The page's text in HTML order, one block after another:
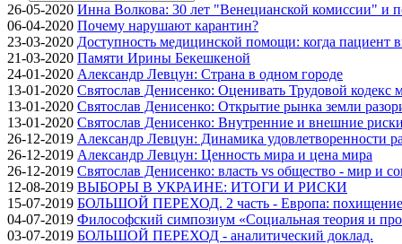
26-05-2020 Инна Волкова: 30 лет "Венецианской комиссии" и
06-04-2020 Почему нарушают карантин?
23-03-2020 Доступность медицинской помощи: когда пациент
21-03-2020 Памяти Ирины Бекешкеной
24-01-2020 Александр Левцун: Страна в одном городе
13-01-2020 Святослав Денисенко: Оценивать Трудовой кодекс
13-01-2020 Святослав Денисенко: Открытие рынка земли
13-01-2020 Святослав Денисенко: Внутренние и внешние
26-12-2019 Александр Левцун: Динамика удовлетворенности
26-12-2019 Александр Левцун: Ценность мира и цена мира
26-12-2019 Святослав Денисенко: власть vs общество - мир и
12-08-2019 ВЫБОРЫ В УКРАИНЕ: ИТОГИ И РИСКИ
15-07-2019 БОЛЬШОЙ ПЕРЕХОД. 2 часть - Европа: похищение
04-07-2019 Философский симпозиум «Социальная теория и
03-07-2019 БОЛЬШОЙ ПЕРЕХОД - аналитический доклад.